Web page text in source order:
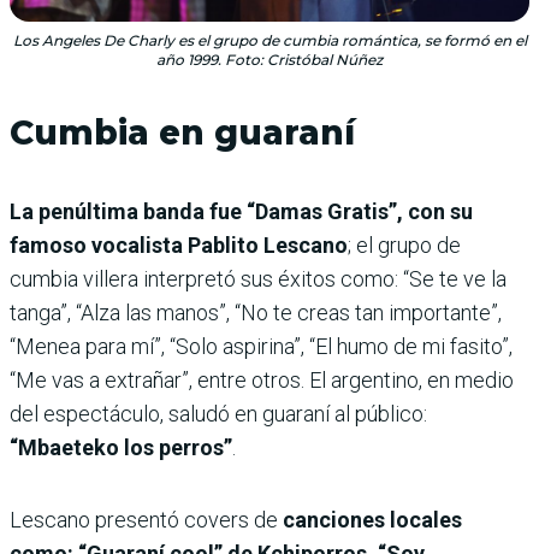
Los Angeles De Charly es el grupo de cumbia romántica, se formó en el
año 1999. Foto: Cristóbal Núñez
Cumbia en guaraní
La penúltima banda fue “Damas Gratis”, con su
famoso vocalista Pablito Lescano; el grupo de
cumbia villera interpretó sus éxitos como: “Se te ve la
tanga”, “Alza las manos”, “No te creas tan importante”,
“Menea para mí”, “Solo aspirina”, “El humo de mi fasito”,
“Me vas a extrañar”, entre otros. El argentino, en medio
del espectáculo, saludó en guaraní al público:
“Mbaeteko los perros”
Lescano presentó covers de canciones locales